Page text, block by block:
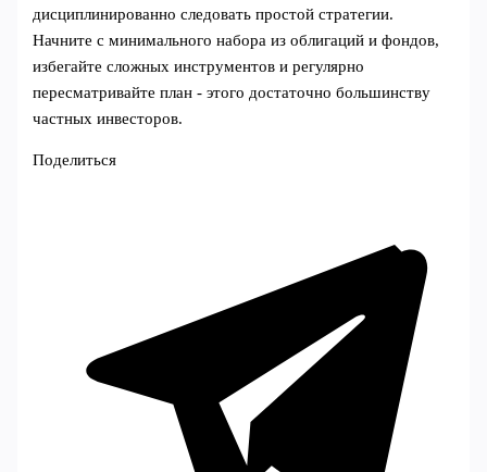
дисциплинированно следовать простой стратегии.
Начните с минимального набора из облигаций и фондов,
избегайте сложных инструментов и регулярно
пересматривайте план - этого достаточно большинству
частных инвесторов.
Поделиться